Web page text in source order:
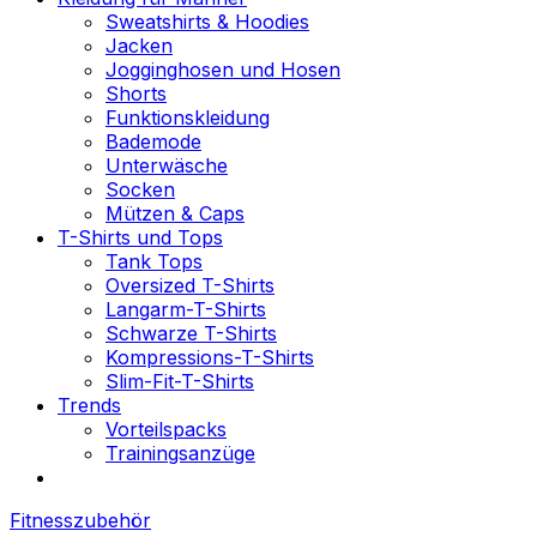
Sweatshirts & Hoodies
Jacken
Jogginghosen und Hosen
Shorts
Funktionskleidung
Bademode
Unterwäsche
Socken
Mützen & Caps
T-Shirts und Tops
Tank Tops
Oversized T-Shirts
Langarm-T-Shirts
Schwarze T-Shirts
Kompressions-T-Shirts
Slim-Fit-T-Shirts
Trends
Vorteilspacks
Trainingsanzüge
Fitnesszubehör